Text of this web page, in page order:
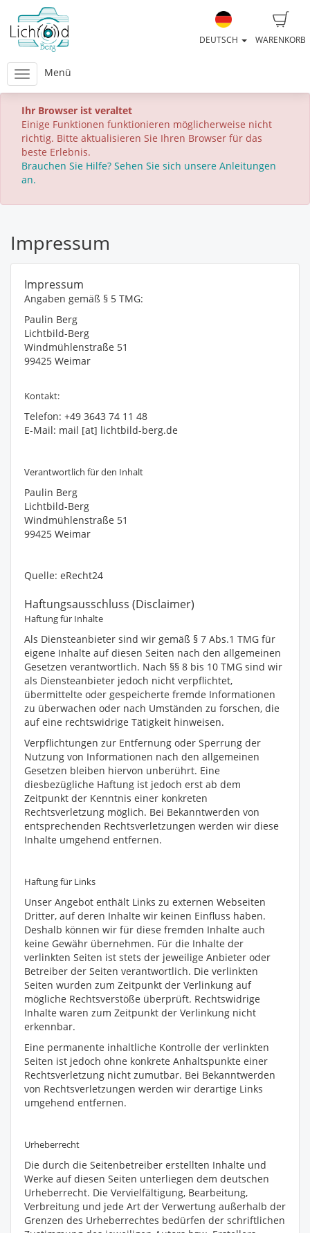
WARENKORB
DEUTSCH
Menü
Ihr Browser ist veraltet
Einige Funktionen funktionieren möglicherweise nicht
richtig. Bitte aktualisieren Sie Ihren Browser für das
beste Erlebnis.
Brauchen Sie Hilfe? Sehen Sie sich unsere Anleitungen
an.
Impressum
Impressum
Angaben gemäß § 5 TMG:
Paulin Berg
Lichtbild-Berg
Windmühlenstraße 51
99425 Weimar
Kontakt:
Telefon: +49 3643 74 11 48
E-Mail: mail [at] lichtbild-berg.de
Verantwortlich für den Inhalt
Paulin Berg
Lichtbild-Berg
Windmühlenstraße 51
99425 Weimar
Quelle: eRecht24
Haftungsausschluss (Disclaimer)
Haftung für Inhalte
Als Diensteanbieter sind wir gemäß § 7 Abs.1 TMG für
eigene Inhalte auf diesen Seiten nach den allgemeinen
Gesetzen verantwortlich. Nach §§ 8 bis 10 TMG sind wir
als Diensteanbieter jedoch nicht verpflichtet,
übermittelte oder gespeicherte fremde Informationen
zu überwachen oder nach Umständen zu forschen, die
auf eine rechtswidrige Tätigkeit hinweisen.
Verpflichtungen zur Entfernung oder Sperrung der
Nutzung von Informationen nach den allgemeinen
Gesetzen bleiben hiervon unberührt. Eine
diesbezügliche Haftung ist jedoch erst ab dem
Zeitpunkt der Kenntnis einer konkreten
Rechtsverletzung möglich. Bei Bekanntwerden von
entsprechenden Rechtsverletzungen werden wir diese
Inhalte umgehend entfernen.
Haftung für Links
Unser Angebot enthält Links zu externen Webseiten
Dritter, auf deren Inhalte wir keinen Einfluss haben.
Deshalb können wir für diese fremden Inhalte auch
keine Gewähr übernehmen. Für die Inhalte der
verlinkten Seiten ist stets der jeweilige Anbieter oder
Betreiber der Seiten verantwortlich. Die verlinkten
Seiten wurden zum Zeitpunkt der Verlinkung auf
mögliche Rechtsverstöße überprüft. Rechtswidrige
Inhalte waren zum Zeitpunkt der Verlinkung nicht
erkennbar.
Eine permanente inhaltliche Kontrolle der verlinkten
Seiten ist jedoch ohne konkrete Anhaltspunkte einer
Rechtsverletzung nicht zumutbar. Bei Bekanntwerden
von Rechtsverletzungen werden wir derartige Links
umgehend entfernen.
Urheberrecht
Die durch die Seitenbetreiber erstellten Inhalte und
Werke auf diesen Seiten unterliegen dem deutschen
Urheberrecht. Die Vervielfältigung, Bearbeitung,
Verbreitung und jede Art der Verwertung außerhalb der
Grenzen des Urheberrechtes bedürfen der schriftlichen